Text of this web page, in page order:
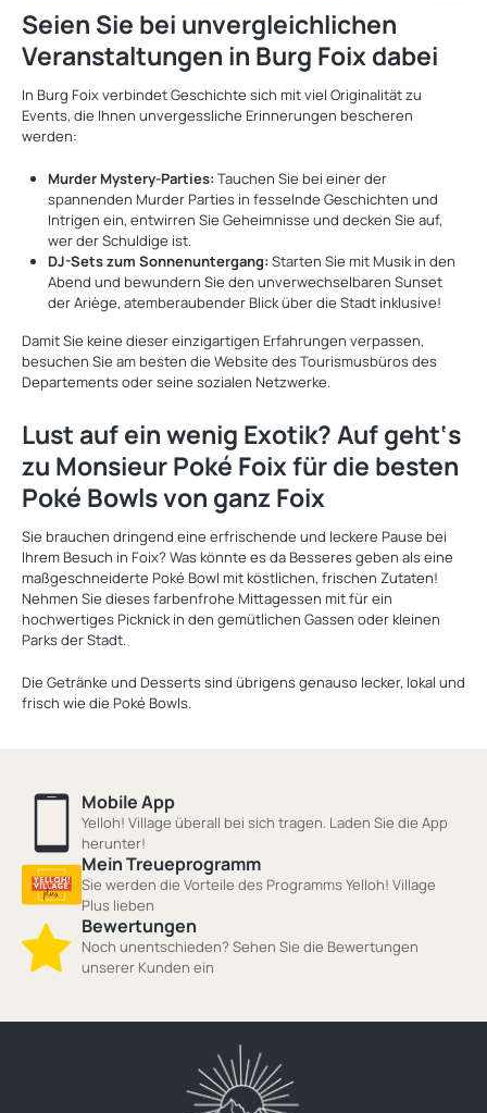
Seien Sie bei unvergleichlichen
Veranstaltungen in Burg Foix dabei
In Burg Foix verbindet Geschichte sich mit viel Originalität zu
Events, die Ihnen unvergessliche Erinnerungen bescheren
werden:
Murder Mystery-Parties: Tauchen Sie bei einer der
spannenden Murder Parties in fesselnde Geschichten und
Intrigen ein, entwirren Sie Geheimnisse und decken Sie auf,
wer der Schuldige ist.
DJ-Sets zum Sonnenuntergang: Starten Sie mit Musik in den
Abend und bewundern Sie den unverwechselbaren Sunset
der Ariège, atemberaubender Blick über die Stadt inklusive!
Damit Sie keine dieser einzigartigen Erfahrungen verpassen,
besuchen Sie am besten die Website des Tourismusbüros des
Departements oder seine sozialen Netzwerke.
Lust auf ein wenig Exotik? Auf geht‘s
zu Monsieur Poké Foix für die besten
Poké Bowls von ganz Foix
Sie brauchen dringend eine erfrischende und leckere Pause bei
Ihrem Besuch in Foix? Was könnte es da Besseres geben als eine
maßgeschneiderte Poké Bowl mit köstlichen, frischen Zutaten!
Nehmen Sie dieses farbenfrohe Mittagessen mit für ein
hochwertiges Picknick in den gemütlichen Gassen oder kleinen
Parks der Stadt.
Die Getränke und Desserts sind übrigens genauso lecker, lokal und
frisch wie die Poké Bowls.
Mobile App
Yelloh! Village überall bei sich tragen. Laden Sie die App
herunter!
Mein Treueprogramm
Sie werden die Vorteile des Programms Yelloh! Village
Plus lieben
Bewertungen
Noch unentschieden? Sehen Sie die Bewertungen
unserer Kunden ein